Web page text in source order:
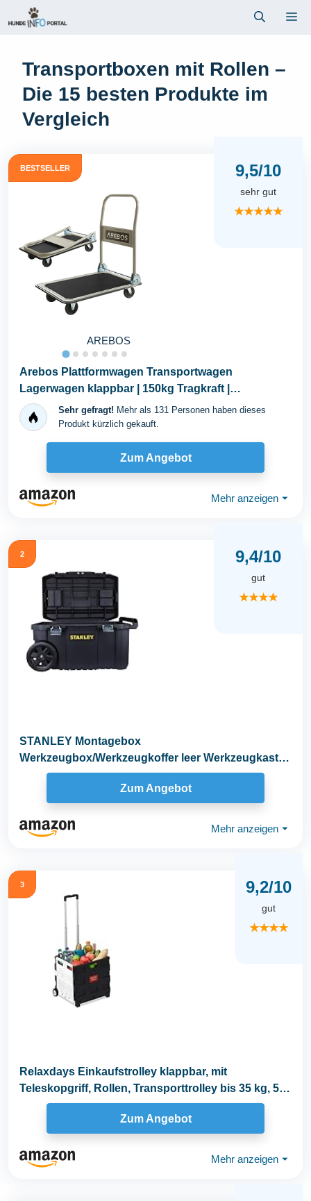
Inhalt
Transportboxen mit Rollen –
Die 15 besten Produkte im
Vergleich
BESTSELLER
AREBOS
9,5/10
sehr gut
★★★★★
Arebos Plattformwagen Transportwagen
Lagerwagen klappbar | 150kg Tragkraft |
Lastenwagen...
Sehr gefragt! Mehr als 131 Personen haben dieses
Produkt kürzlich gekauft.
Zum Angebot
Mehr anzeigen ⏷
2 9,4/10
gut
★★★★
STANLEY Montagebox
Werkzeugbox/Werkzeugkoffer leer Werkzeugkasten
- Werkzeugkiste (50 L...
Zum Angebot
Mehr anzeigen ⏷
3 9,2/10
gut
★★★★
Relaxdays Einkaufstrolley klappbar, mit
Teleskopgriff, Rollen, Transporttrolley bis 35 kg, 50
Liter...
Zum Angebot
Mehr anzeigen ⏷